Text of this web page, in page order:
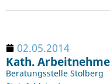
02.05.2014
Kath.
Beratungsstelle Stolberg